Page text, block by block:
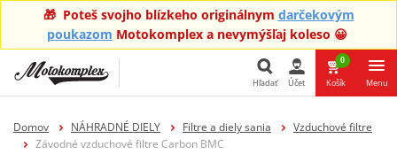
🎁 Poteš svojho blízkeho originálnym darčekovým
poukazom Motokomplex a nevymýšľaj koleso 😀
Hľadať
Hľadať Účet
0
Košík Menu
Domov NÁHRADNÉ DIELY Filtre a diely sania
Vzduchové filtre
Závodné vzduchové filtre Carbon BMC